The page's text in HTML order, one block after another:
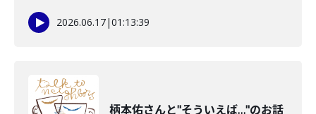
2026.06.17|01:13:39
柄本佑さんと"そういえば…"のお話